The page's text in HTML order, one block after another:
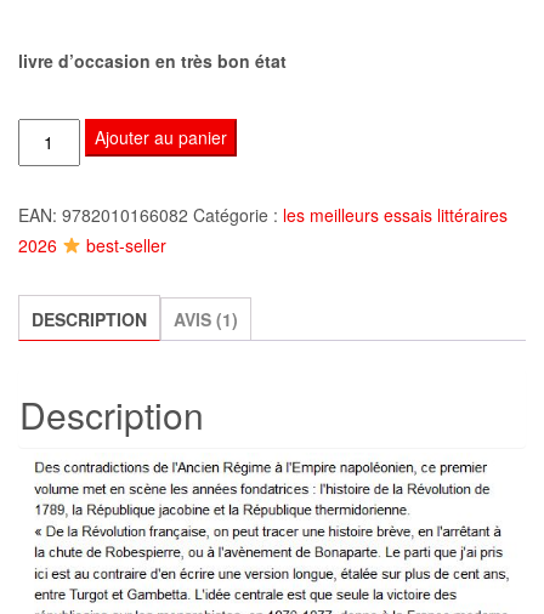
livre d’occasion en très bon état
quantité
de
de
France
tome
1,
Furet
Ajouter au panier
EAN: 9782010166082 Catégorie : les meilleurs essais littéraires
2026
best-seller
DESCRIPTION AVIS (1)
Description